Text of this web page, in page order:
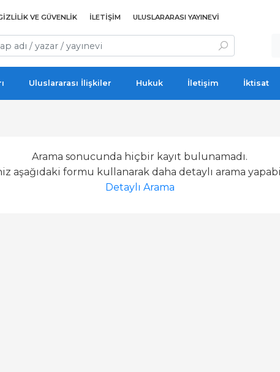
VE GÜVENLIK İLETIŞIM ULUSLARARASI YAYINEVI
Uluslararası İlişkiler Hukuk İletişim İktisat
Arama sonucunda hiçbir kayıt bulunamadı.
aşağıdaki formu kullanarak daha detaylı arama
Detaylı Arama